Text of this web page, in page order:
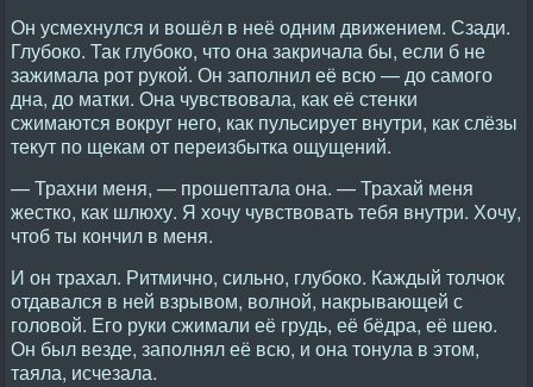
Он усмехнулся и вошёл в неё одним движением. Сзади.
Глубоко. Так глубоко, что она закричала бы, если б не
зажимала рот рукой. Он заполнил её всю — до самого
дна, до матки. Она чувствовала, как её стенки
сжимаются вокруг него, как пульсирует внутри, как слёзы
текут по щекам от переизбытка ощущений.
— Трахни меня, — прошептала она. — Трахай меня
жестко, как шлюху. Я хочу чувствовать тебя внутри. Хочу,
чтоб ты кончил в меня.
И он трахал. Ритмично, сильно, глубоко. Каждый толчок
отдавался в ней взрывом, волной, накрывающей с
головой. Его руки сжимали её грудь, её бёдра, её шею.
Он был везде, заполнял её всю, и она тонула в этом,
таяла, исчезала.